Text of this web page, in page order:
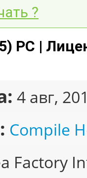
?
PC |
4 авг,
Compile
Factory